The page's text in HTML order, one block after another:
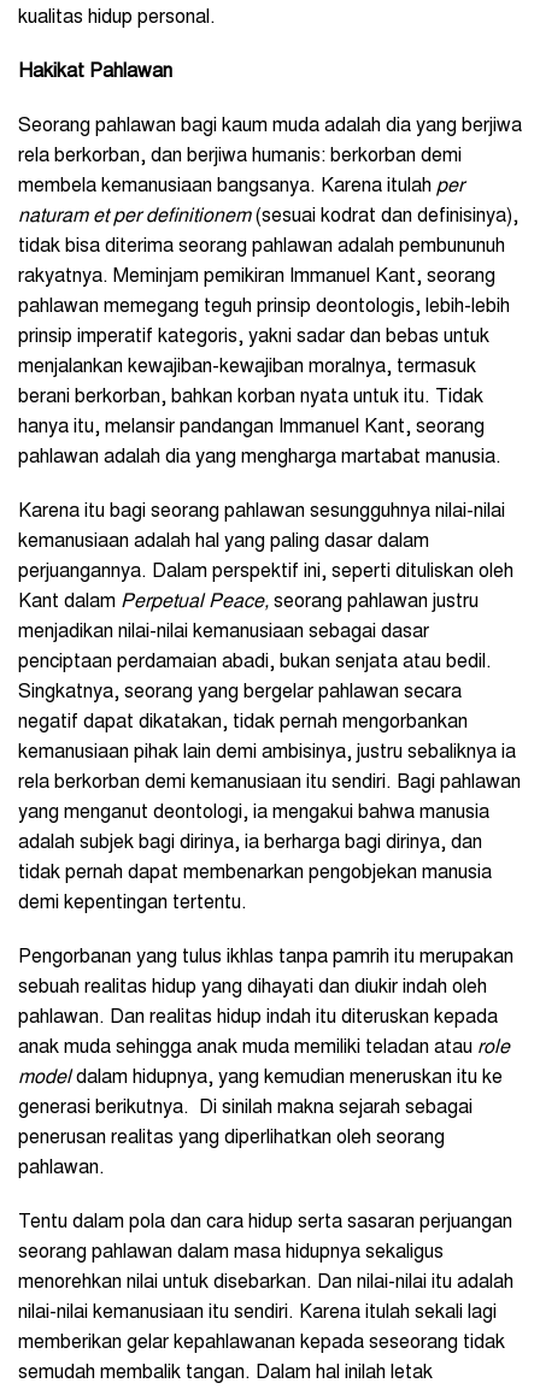
kualitas hidup personal.
Hakikat Pahlawan
Seorang pahlawan bagi kaum muda adalah dia yang berjiwa
rela berkorban, dan berjiwa humanis: berkorban demi
membela kemanusiaan bangsanya. Karena itulah per
naturam et per definitionem(sesuai kodrat dan definisinya),
tidak bisa diterima seorang pahlawan adalah pembununuh
rakyatnya. Meminjam pemikiran Immanuel Kant, seorang
pahlawan memegang teguh prinsip deontologis, lebih-lebih
prinsip imperatif kategoris, yakni sadar dan bebas untuk
menjalankan kewajiban-kewajiban moralnya, termasuk
berani berkorban, bahkan korban nyata untuk itu. Tidak
hanya itu, melansir pandangan Immanuel Kant, seorang
pahlawan adalah dia yang mengharga martabat manusia.
Karena itu bagi seorang pahlawan sesungguhnya nilai-nilai
kemanusiaan adalah hal yang paling dasar dalam
perjuangannya. Dalam perspektif ini, seperti dituliskan oleh
Kant dalam Perpetual Peace, seorang pahlawan justru
menjadikan nilai-nilai kemanusiaan sebagai dasar
penciptaan perdamaian abadi, bukan senjata atau bedil.
Singkatnya, seorang yang bergelar pahlawan secara
negatif dapat dikatakan, tidak pernah mengorbankan
kemanusiaan pihak lain demi ambisinya, justru sebaliknya ia
rela berkorban demi kemanusiaan itu sendiri. Bagi pahlawan
yang menganut deontologi, ia mengakui bahwa manusia
adalah subjek bagi dirinya, ia berharga bagi dirinya, dan
tidak pernah dapat membenarkan pengobjekan manusia
demi kepentingan tertentu.
Pengorbanan yang tulus ikhlas tanpa pamrih itu merupakan
sebuah realitas hidup yang dihayati dan diukir indah oleh
pahlawan. Dan realitas hidup indah itu diteruskan kepada
anak muda sehingga anak muda memiliki teladan atau role
modeldalam hidupnya, yang kemudian meneruskan itu ke
generasi berikutnya. Di sinilah makna sejarah sebagai
penerusan realitas yang diperlihatkan oleh seorang
pahlawan.
Tentu dalam pola dan cara hidup serta sasaran perjuangan
seorang pahlawan dalam masa hidupnya sekaligus
menorehkan nilai untuk disebarkan. Dan nilai-nilai itu adalah
nilai-nilai kemanusiaan itu sendiri. Karena itulah sekali lagi
memberikan gelar kepahlawanan kepada seseorang tidak
semudah membalik tangan. Dalam hal inilah letak